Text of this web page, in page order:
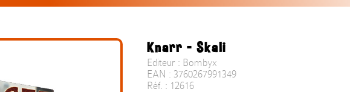
Knarr - Skali
Editeur : Bombyx
EAN : 3760267991349
Réf. : 12616